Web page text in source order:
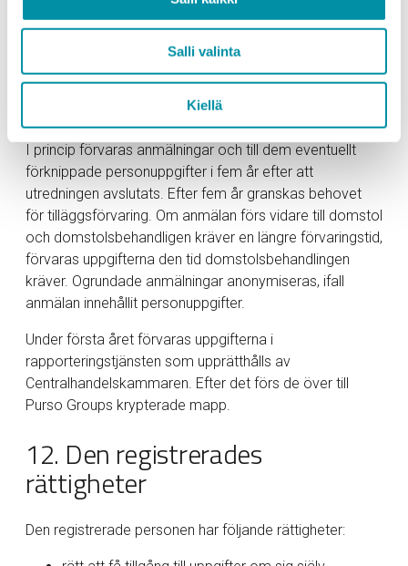
Salli valinta
Kiellä
I denna beskrivning nämnda personuppgifter förvaras
endast så länge och i den utsträckning som det är
aktiviteter som specificerats i behandlingens syfte.
I princip förvaras anmälningar och till dem eventuellt
förknippade personuppgifter i fem år efter att
utredningen avslutats. Efter fem år granskas behovet
för tilläggsförvaring. Om anmälan förs vidare till domstol
och domstolsbehandligen kräver en längre förvaringstid,
förvaras uppgifterna den tid domstolsbehandlingen
kräver. Ogrundade anmälningar anonymiseras, ifall
anmälan innehållit personuppgifter.
Under första året förvaras uppgifterna i
rapporteringstjänsten som upprätthålls av
Centralhandelskammaren. Efter det förs de över till
Purso Groups krypterade mapp.
12. Den registrerades
rättigheter
Den registrerade personen har följande rättigheter: